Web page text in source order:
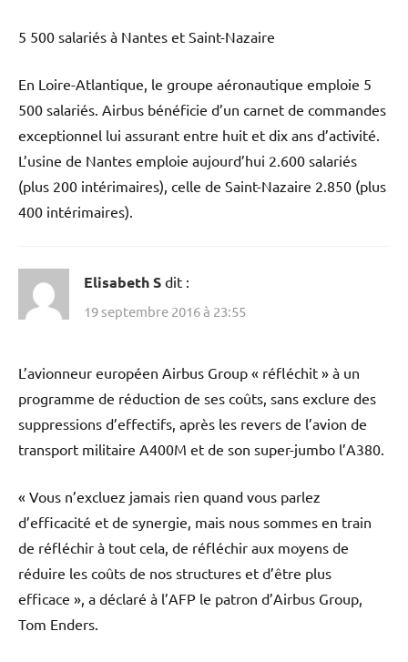
5 500 salariés à Nantes et Saint-Nazaire
En Loire-Atlantique, le groupe aéronautique emploie 5
500 salariés. Airbus bénéficie d’un carnet de commandes
exceptionnel lui assurant entre huit et dix ans d’activité.
L’usine de Nantes emploie aujourd’hui 2.600 salariés
(plus 200 intérimaires), celle de Saint-Nazaire 2.850 (plus
400 intérimaires).
Elisabeth S dit :
19 septembre 2016 à 23:55
L’avionneur européen Airbus Group « réfléchit » à un
programme de réduction de ses coûts, sans exclure des
suppressions d’effectifs, après les revers de l’avion de
transport militaire A400M et de son super-jumbo l’A380.
« Vous n’excluez jamais rien quand vous parlez
d’efficacité et de synergie, mais nous sommes en train
de réfléchir à tout cela, de réfléchir aux moyens de
réduire les coûts de nos structures et d’être plus
efficace », a déclaré à l’AFP le patron d’Airbus Group,
Tom Enders.